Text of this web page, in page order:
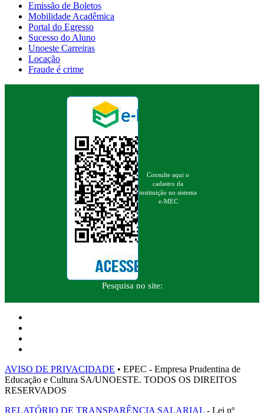
Emissão de Boletos
Mobilidade Acadêmica
Portal do Egresso
Sucesso do Aluno
Unoeste Carreiras
Locação
Fraude é crime
Consulte aqui o
cadastro da
instituição no sistema
e-MEC
Pesquisa no site:
AVISO DE PRIVACIDADE • EPEC - Empresa Prudentina de
Educação e Cultura SA/UNOESTE. TODOS OS DIREITOS
RESERVADOS
RELATÓRIO DE TRANSPARÊNCIA SALARIAL - Lei nº